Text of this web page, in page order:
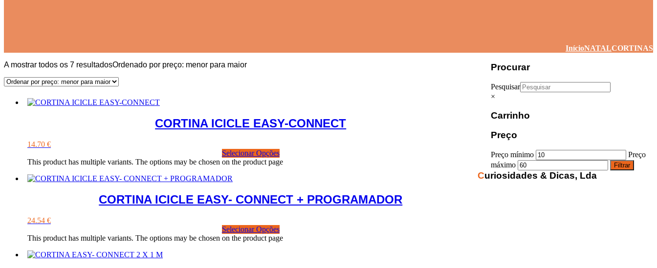
InícioNATALCORTINAS
A mostrar todos os 7 resultadosOrdenado por preço: menor para maior
CORTINA ICICLE EASY-CONNECT
14.70 €
Selecionar Opções
This product has multiple variants. The options may be chosen on the product page
CORTINA ICICLE EASY- CONNECT + PROGRAMADOR
24.54 €
Selecionar Opções
This product has multiple variants. The options may be chosen on the product page
Procurar
Pesquisar
×
Carrinho
Preço
Preço mínimo
Preço
máximo
Filtrar
Curiosidades & Dicas, Lda